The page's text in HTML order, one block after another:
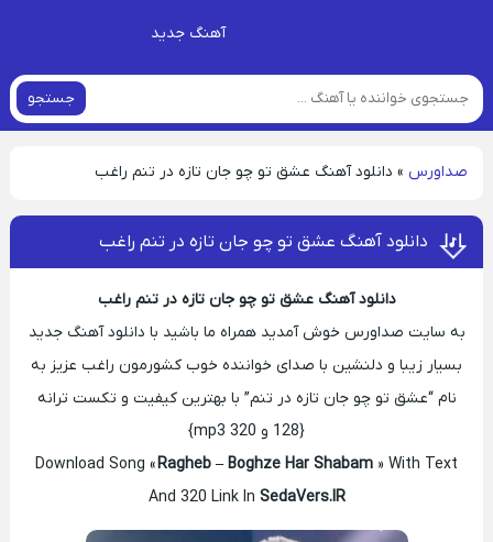
آهنگ جدید
جستجو
صداورس » دانلود آهنگ عشق تو چو جان تازه در تنم راغب
دانلود آهنگ عشق تو چو جان تازه در تنم راغب
دانلود آهنگ عشق تو چو جان تازه در تنم راغب
به سایت صداورس خوش آمدید همراه ما باشید با دانلود آهنگ جدید
بسیار زیبا و دلنشین با صدای خواننده خوب کشورمون راغب عزیز به
نام “عشق تو چو جان تازه در تنم” با بهترین کیفیت و تکست ترانه
{128 و 320 mp3}
Download Song «Ragheb – Boghze Har Shabam » With Text
And 320 Link In SedaVers.IR